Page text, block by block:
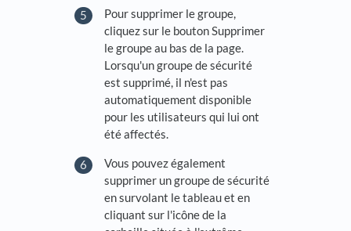
Pour supprimer le groupe,
cliquez sur le bouton Supprimer
le groupe au bas de la page.
Lorsqu'un groupe de sécurité
est supprimé, il n'est pas
automatiquement disponible
pour les utilisateurs qui lui ont
été affectés.
Vous pouvez également
supprimer un groupe de sécurité
en survolant le tableau et en
cliquant sur l'icône de la